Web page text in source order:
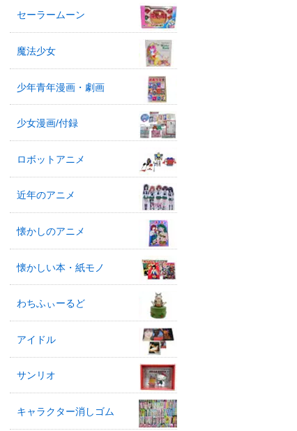
セーラームーン
魔法少女
少年青年漫画・劇画
少女漫画/付録
ロボットアニメ
近年のアニメ
懐かしのアニメ
懐かしい本・紙モノ
わちふぃーるど
アイドル
サンリオ
キャラクター消しゴム